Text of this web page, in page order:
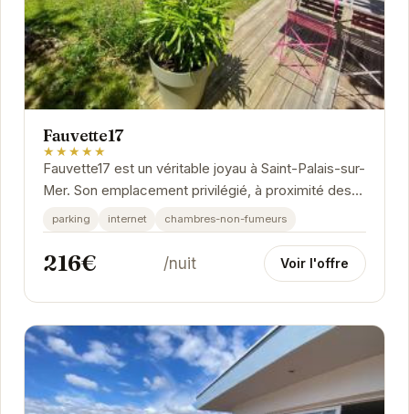
Fauvette17
★★★★★
Fauvette17 est un véritable joyau à Saint-Palais-sur-
Mer. Son emplacement privilégié, à proximité des
plages et des commerces, en fait un choix...
parking internet chambres-non-fumeurs
216€ /nuit Voir l'offre